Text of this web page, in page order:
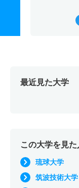
最近見た大学
この大学を見
琉球大学
筑波技術大学